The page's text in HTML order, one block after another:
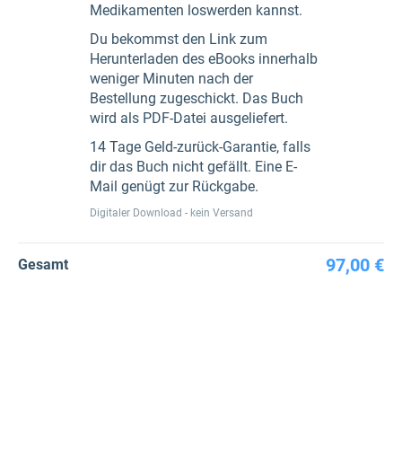
Medikamenten loswerden kannst.
Du bekommst den Link zum
Herunterladen des eBooks innerhalb
weniger Minuten nach der
Bestellung zugeschickt. Das Buch
wird als PDF-Datei ausgeliefert.
14 Tage Geld-zurück-Garantie, falls
dir das Buch nicht gefällt. Eine E-
Mail genügt zur Rückgabe.
Digitaler Download - kein Versand
Gesamt 97,00 €